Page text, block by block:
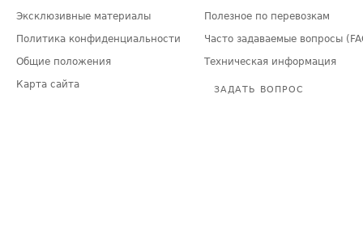
Эксклюзивные материалы
Политика конфиденциальности
Общие положения
Карта сайта
Полезное по перевозкам
Часто задаваемые вопросы
Техническая информация
ЗАДАТЬ ВОПРОС